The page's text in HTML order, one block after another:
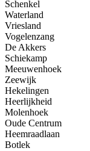
Schenkel
Waterland
Vriesland
Vogelenzang
De Akkers
Schiekamp
Meeuwenhoek
Zeewijk
Hekelingen
Heerlijkheid
Molenhoek
Oude Centrum
Heemraadlaan
Botlek